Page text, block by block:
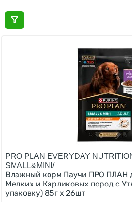
PRO PLAN EVERYDAY
SMALL&MINI/
Влажный корм Паучи ПРО ПЛАН
Мелких и Карликовых пород с
упаковку) 85г х 26шт